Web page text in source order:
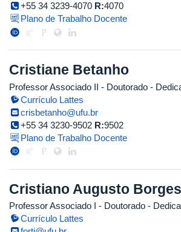
+55 34 3239-4070 R:4070
Plano de Trabalho Docente
Cristiane Betanho
Professor Associado II - Doutorado -
Currículo Lattes
crisbetanho@ufu.br
+55 34 3230-9502 R:9502
Plano de Trabalho Docente
Cristiano Augusto
Professor Associado I - Doutorado -
Currículo Lattes